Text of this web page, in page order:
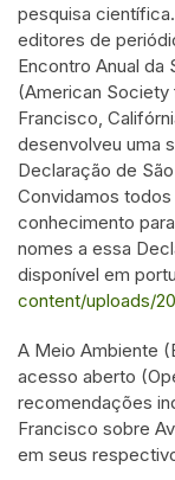
pesquisa
editores de
Encontro Anual da
(American
Francisco,
desenvolveu uma
Declaração de
Convidamos
conhecimento
nomes a essa
disponível em
content/uploads/
A Meio Ambiente
acesso aberto
recomendações
Francisco sobre
em seus